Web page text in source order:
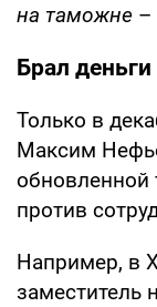
на таможне –
Брал
Только в
Максим
обновленной
против
Например, в
заместитель